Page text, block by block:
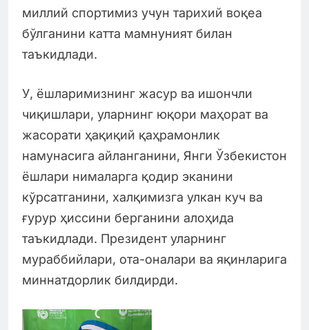
миллий спортимиз учун тарихий воқеа
бўлганини катта мамнуният билан
таъкидлади.
У, ёшларимизнинг жасур ва ишончли
чиқишлари, уларнинг юқори маҳорат ва
жасорати ҳақиқий қаҳрамонлик
намунасига айланганини, Янги Ўзбекистон
ёшлари нималарга қодир эканини
кўрсатганини, халқимизга улкан куч ва
ғурур ҳиссини берганини алоҳида
таъкидлади. Президент уларнинг
мураббийлари, ота-оналари ва яқинларига
миннатдорлик билдирди.